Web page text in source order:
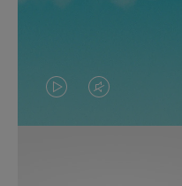
LA
VIDÉO
LE
SON